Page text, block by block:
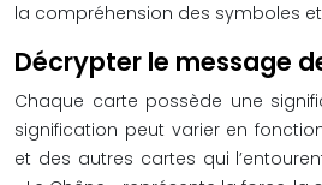
la compréhension des symboles
Décrypter le message
Chaque carte possède une
signification peut varier en
et des autres cartes qui